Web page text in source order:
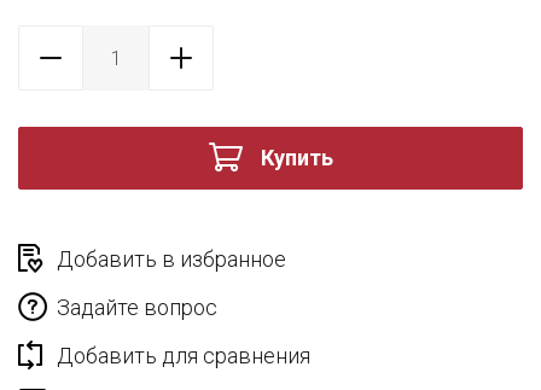
Купить
Добавить в избранное
Задайте вопрос
Добавить для сравнения